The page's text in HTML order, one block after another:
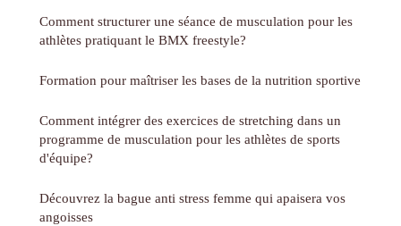
Comment structurer une séance de musculation pour les
athlètes pratiquant le BMX freestyle?
Formation pour maîtriser les bases de la nutrition sportive
Comment intégrer des exercices de stretching dans un
programme de musculation pour les athlètes de sports
d'équipe?
Découvrez la bague anti stress femme qui apaisera vos
angoisses